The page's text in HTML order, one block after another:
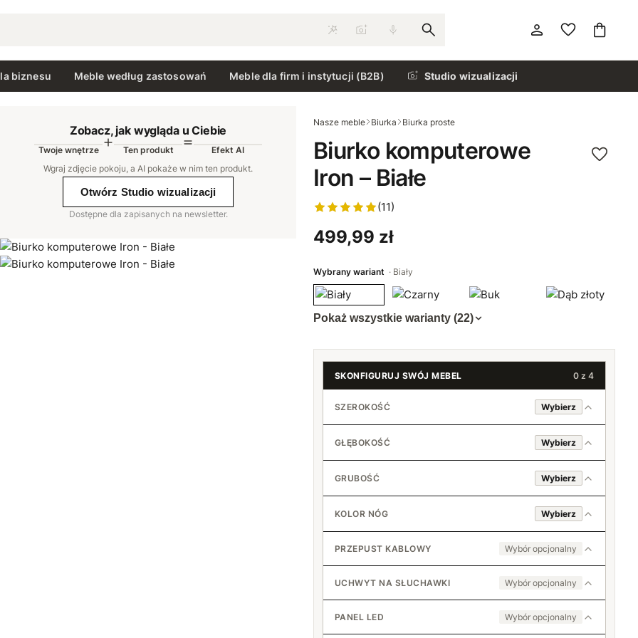
biznesu Meble według zastosowań Meble dla firm i instytucji (B2B) Studio wizualizacji
Zobacz, jak wygląda u Ciebie
Twoje wnętrze Ten produkt
Efekt AI
Wgraj zdjęcie pokoju, a AI pokaże w nim ten produkt.
Otwórz Studio wizualizacji
Dostępne dla zapisanych na newsletter.
Nasze meble Biurka Biurka proste
Biurko komputerowe
Iron – Białe
(11)
499,99 zł
Wybrany wariant Biały
Pokaż wszystkie warianty (22)
SKONFIGURUJ SWÓJ MEBEL 0 z 4
SZEROKOŚĆ Wybierz
80 cm
81 cm +2 zł
82 cm +4 zł
83 cm +6 zł
84 cm +8 zł
GŁĘBOKOŚĆ Wybierz
45 cm
46 cm +3 zł
47 cm +6 zł
48 cm +9 zł
GRUBOŚĆ Wybierz
18 mm
36 mm +150 zł
KOLOR NÓG Wybierz
Czarne 71 cm
Białe 71 cm
Chromowane 71 cm
PRZEPUST KABLOWY Wybór opcjonalny
Nie
Okrągły na środku
UCHWYT NA SŁUCHAWKI Wybór opcjonalny
Nie
PANEL LED Wybór opcjonalny